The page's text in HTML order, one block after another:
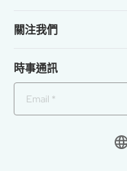
關注我們
時事通訊